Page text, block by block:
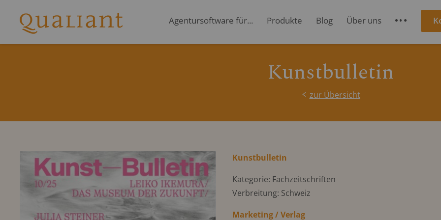
Agentursoftware für... Produkte Blog Über uns S
Kunstbulletin
zur Übersicht
Kunstbulletin
Kategorie: Fachzeitschriften
Verbreitung: Schweiz
Marketing / Verlag